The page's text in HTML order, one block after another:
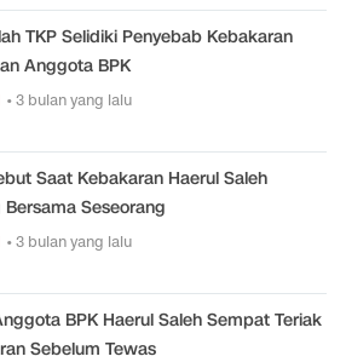
TKP Selidiki Penyebab Kebakaran
Anggota BPK
• 3 bulan yang lalu
Saat Kebakaran Haerul Saleh
Seseorang
• 3 bulan yang lalu
BPK Haerul Saleh Sempat Teriak
Sebelum Tewas